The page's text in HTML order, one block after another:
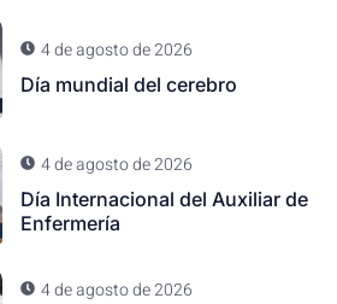
4 de agosto de 2026
Día mundial del cerebro
4 de agosto de 2026
Día Internacional del Auxiliar de
Enfermería
4 de agosto de 2026